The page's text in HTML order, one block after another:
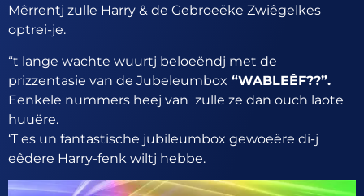
Mêrrentj zulle Harry & de Gebroeëke Zwiêgelkes
optrei-je.
“t lange wachte wuurtj beloeëndj met de
prizzentasie van de Jubeleumbox “WABLEÊF??”.
Eenkele nummers heej van zulle ze dan ouch laote
huuëre.
‘T es un fantastische jubileumbox gewoeëre di-j
eêdere Harry-fenk wiltj hebbe.